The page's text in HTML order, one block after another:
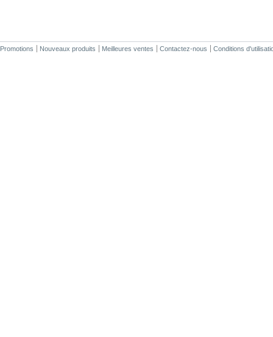
Promotions Nouveaux produits Meilleures ventes Contactez-nous Conditions